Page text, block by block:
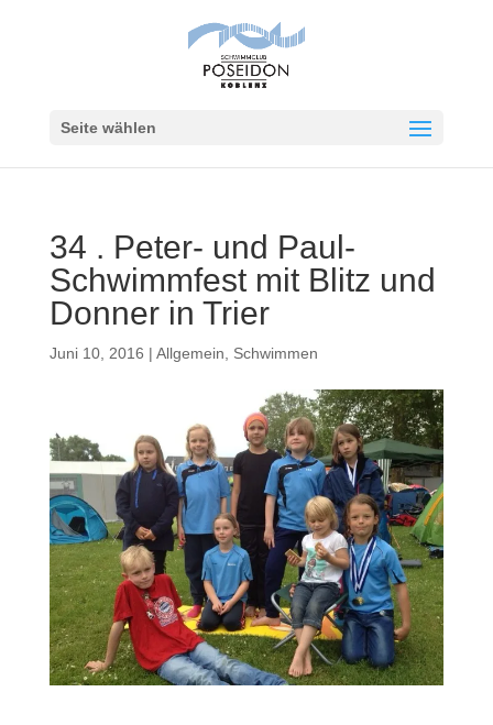
Seite wählen
34 . Peter- und Paul-
Schwimmfest mit Blitz und
Donner in Trier
Juni 10, 2016 | Allgemein Schwimmen